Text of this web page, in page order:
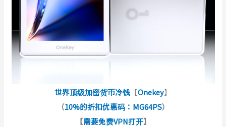
世界顶级加密货币冷钱 【Onekey】
（10%的折扣优惠码：MG64PS）
【需要免费VPN打开】